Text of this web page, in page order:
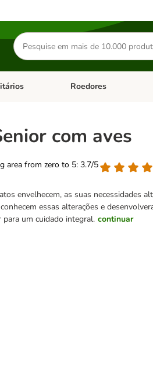
Pesquisar
produtos
categoria: Dieta Vet.Abrir menu de categoria:
Roedores
com aves
area from zero to 5: 3.7/5
envelhecem, as suas necessidades
essas alterações e
para um cuidado integral. continuar